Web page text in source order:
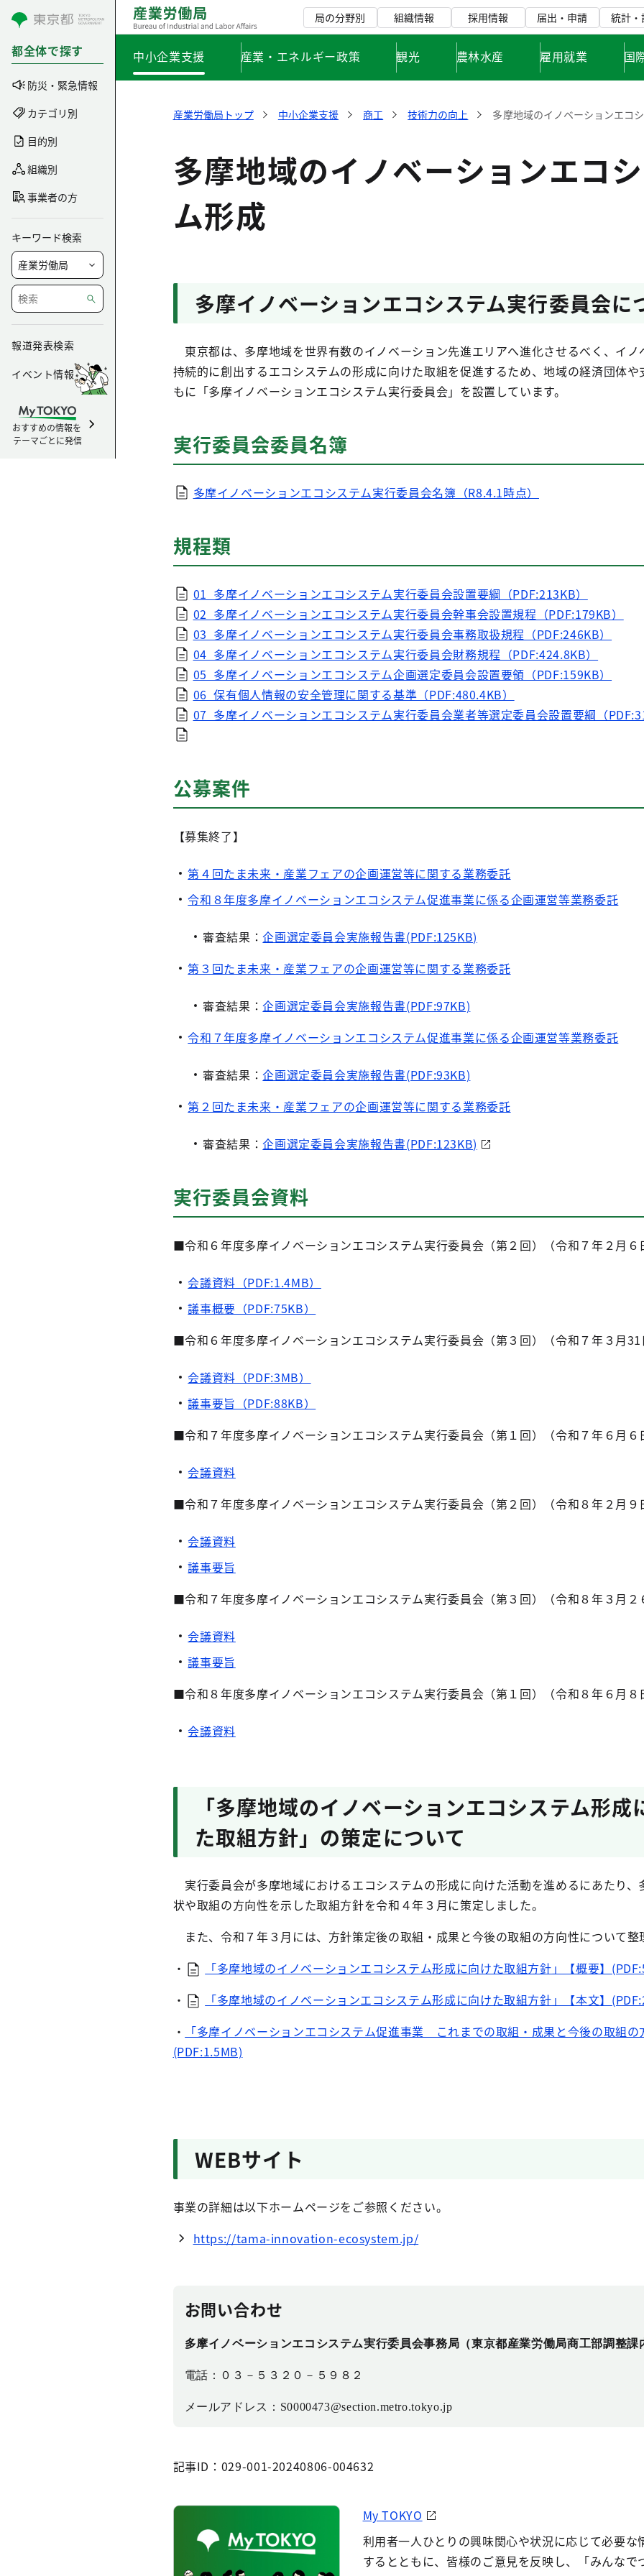
コンテンツにスキップ
都全体で探す
防災・緊急情報
カテゴリ別
目的別
組織別
事業者の方
キーワード検索
報道発表検索
イベント情報
おすすめの情報を
テーマごとに発信
局の分野別 組織情報 採用情報 届出・申請 統計・
中小企業支援 産業・エネルギー政策 観光 農林水産 雇用就業 国
産業労働局トップ 中小企業支援 商工 技術力の向上 多摩地域のイノベーションエコ
多摩地域のイノベーションエコ
ム形成
多摩イノベーションエコシステム実行委員会に
東京都は、多摩地域を世界有数のイノベーション先進エリアへ進化させるべく、イノ
持続的に創出するエコシステムの形成に向けた取組を促進するため、地域の経済団体や
もに「多摩イノベーションエコシステム実行委員会」を設置しています。
実行委員会委員名簿
多摩イノベーションエコシステム実行委員会名簿（R8.4.1時点）
規程類
01_多摩イノベーションエコシステム実行委員会設置要綱（PDF:213KB）
02_多摩イノベーションエコシステム実行委員会幹事会設置規程（PDF:179KB）
03_多摩イノベーションエコシステム実行委員会事務取扱規程（PDF:246KB）
04_多摩イノベーションエコシステム実行委員会財務規程（PDF:424.8KB）
05_多摩イノベーションエコシステム企画選定委員会設置要領（PDF:159KB）
06_保有個人情報の安全管理に関する基準（PDF:480.4KB）
07_多摩イノベーションエコシステム実行委員会業者等選定委員会設置要綱（
公募案件
【募集終了】
第４回たま未来・産業フェアの企画運営等に関する業務委託
令和８年度多摩イノベーションエコシステム促進事業に係る企画運営等業務委託
審査結果：企画選定委員会実施報告書(PDF:125KB)
第３回たま未来・産業フェアの企画運営等に関する業務委託
審査結果：企画選定委員会実施報告書(PDF:97KB)
令和７年度多摩イノベーションエコシステム促進事業に係る企画運営等業務委託
審査結果：企画選定委員会実施報告書(PDF:93KB)
第２回たま未来・産業フェアの企画運営等に関する業務委託
審査結果：企画選定委員会実施報告書(PDF:123KB)
実行委員会資料
■令和６年度多摩イノベーションエコシステム実行委員会（第２回）（令和７年２月６
会議資料（PDF:1.4MB）
議事概要（PDF:75KB）
■令和６年度多摩イノベーションエコシステム実行委員会（第３回）（令和７年３月
会議資料（PDF:3MB）
議事要旨（PDF:88KB）
■令和７年度多摩イノベーションエコシステム実行委員会（第１回）（令和７年６月６
会議資料
■令和７年度多摩イノベーションエコシステム実行委員会（第２回）（令和８年２月９
会議資料
議事要旨
■令和７年度多摩イノベーションエコシステム実行委員会（第３回）（令和８年３月２
会議資料
議事要旨
■令和８年度多摩イノベーションエコシステム実行委員会（第１回）（令和８年６月８
会議資料
「多摩地域のイノベーションエコシステム形成
た取組方針」の策定について
実行委員会が多摩地域におけるエコシステムの形成に向けた活動を進めるにあたり、
状や取組の方向性を示した取組方針を令和４年３月に策定しました。
また、令和７年３月には、方針策定後の取組・成果と今後の取組の方向性について整
・
「多摩地域のイノベーションエコシステム形成に向けた取組方針」【概要】
・
「多摩地域のイノベーションエコシステム形成に向けた取組方針」【本文】
・
「多摩イノベーションエコシステム促進事業 これまでの取組・成果と今後の取組の
(PDF:1.5MB)
WEBサイト
事業の詳細は以下ホームページをご参照ください。
https://tama-innovation-ecosystem.jp/
お問い合わせ
多摩イノベーションエコシステム実行委員会事務局（東京都産業労働局商工部調整課
電話：０３－５３２０－５９８２
メールアドレス：S0000473@section.metro.tokyo.jp
記事ID：029-001-20240806-004632
My TOKYO
利用者一人ひとりの興味関心や状況に応じて必要な
するとともに、皆様のご意見を反映し、「みんなで